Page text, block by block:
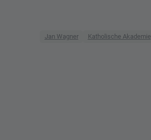
Jan Wagner Katholische Akademie